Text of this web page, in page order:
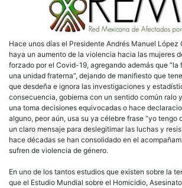
Hace unos días el Presidente Andrés Manuel López
haya un aumento de la violencia hacia las mujeres
forzado por el Covid-19, agregando además que “la
una unidad fraterna”, dejando de manifiesto que
que desdeña e ignora las investigaciones y
consecuencia, gobierna con un sentido común ralo
una toma decisiones equivocadas o hace
alguno, peor aún, usa su ya célebre frase “yo tengo
un claro mensaje para deslegitimar las luchas y
hace décadas se han consolidado en el
sufren de violencia de género.
En uno de los tantos estudios que existen sobre la
que el Estudio Mundial sobre el Homicidio,